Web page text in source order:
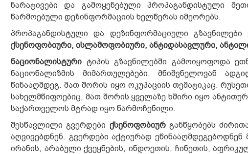
ნარატივები და გამოყენებული პროპაგანდისტული
წარმოებული დეზინფორმაციის ხელწერას იმეორებს.
პროპაგანდისტული და დეზინფორმაციული
ქსენოფობიური, ისლამოფობიური, ანტიდასავლური,
ნაციონალისტური ტიპის გზავნილებში გამოიყოფოდა
ნაციონალიზმის მიმართულებები. მნიშვნელოვან
წინააღმდეგ. მათ შორის იყო ოკუპაციის თემატიკაც.
სახელმწიფოებიც, მათ შორის ყველაზე ხშირი იყო
საქართველოს მტრად იყო წარმოჩენილი.
შესწავლილი გვერდები ქსენოფობიურგანწყობებს
აღვივებდნენ. გვერდები აქტიურად
ირანის, არაბული ქვეყნების, ინდოეთის, ჩინეთის,